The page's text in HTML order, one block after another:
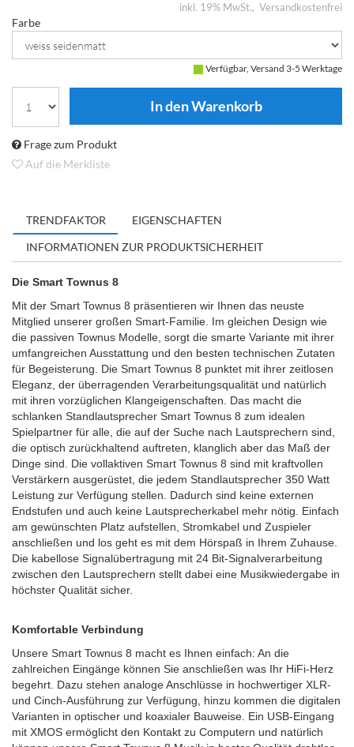
inkl. 19% MwSt. Versandkostenfrei
Farbe
Verfügbar, Versand 3-5 Werktage
Frage zum Produkt
Auf die Merkliste
TRENDFAKTOR
EIGENSCHAFTEN
INFORMATIONEN ZUR PRODUKTSICHERHEIT
Die Smart Townus 8
Mit der Smart Townus 8 präsentieren wir Ihnen das neuste
Mitglied unserer großen Smart-Familie. Im gleichen Design wie
die passiven Townus Modelle, sorgt die smarte Variante mit ihrer
umfangreichen Ausstattung und den besten technischen Zutaten
für Begeisterung. Die Smart Townus 8 punktet mit ihrer zeitlosen
Eleganz, der überragenden Verarbeitungsqualität und natürlich
mit ihren vorzüglichen Klangeigenschaften. Das macht die
schlanken Standlautsprecher Smart Townus 8 zum idealen
Spielpartner für alle, die auf der Suche nach Lautsprechern sind,
die optisch zurückhaltend auftreten, klanglich aber das Maß der
Dinge sind. Die vollaktiven Smart Townus 8 sind mit kraftvollen
Verstärkern ausgerüstet, die jedem Standlautsprecher 350 Watt
Leistung zur Verfügung stellen. Dadurch sind keine externen
Endstufen und auch keine Lautsprecherkabel mehr nötig. Einfach
am gewünschten Platz aufstellen, Stromkabel und Zuspieler
anschließen und los geht es mit dem Hörspaß in Ihrem Zuhause.
Die kabellose Signalübertragung mit 24 Bit-Signalverarbeitung
zwischen den Lautsprechern stellt dabei eine Musikwiedergabe in
höchster Qualität sicher.
Komfortable Verbindung
Unsere Smart Townus 8 macht es Ihnen einfach: An die
zahlreichen Eingänge können Sie anschließen was Ihr HiFi-Herz
begehrt. Dazu stehen analoge Anschlüsse in hochwertiger XLR-
und Cinch-Ausführung zur Verfügung, hinzu kommen die digitalen
Varianten in optischer und koaxialer Bauweise. Ein USB-Eingang
mit XMOS ermöglicht den Kontakt zu Computern und natürlich